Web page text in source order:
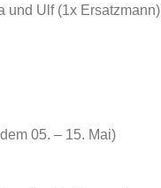
und Ulf (1x Ersatzmann)
05. – 15. Mai)